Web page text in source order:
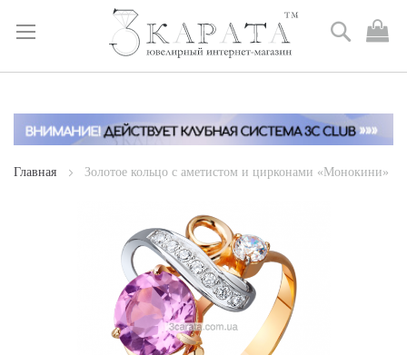
Skip
Content
Поиск
Главная Золотое кольцо с аметистом и цирконами «Монокини»